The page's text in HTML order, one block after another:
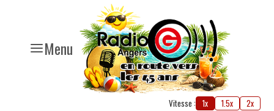
Menu
Vitesse : 1x 1.5x 2x